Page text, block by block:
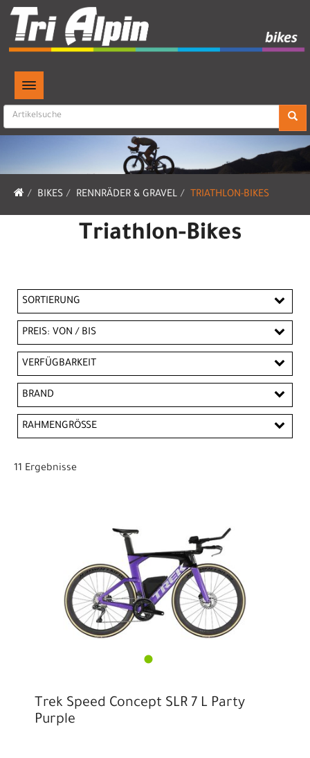
TOGGLE NAVIGATION
BIKES RENNRÄDER & GRAVEL TRIATHLON-BIKES
Triathlon-Bikes
SORTIERUNG
PREIS: VON / BIS
EUR
VERFÜGBARKEIT
BRAND
Trek
RAHMENGRÖSSE
11 Ergebnisse
Trek Speed Concept SLR 7 L Party
Purple